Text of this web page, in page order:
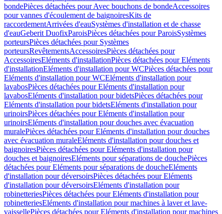
bondePièces détachées pour Avec bouchons de bondeAccessoires
pour vannes d'écoulement de baignoiresKits de
raccordementArrivées d'eauSystèmes d'installation et de chasse
d'eauGeberit DuofixParoisPièces détachées pour ParoisSystèmes
porteursPièces détachées pour Systèmes
porteursRevêtementsAccessoiresPièces détachées pour
AccessoiresEléments d'installationPièces détachées pour Eléments
d'installationEléments d'installation pour WCPièces détachées pour
Eléments d'installation pour WCEléments d'installation pour
lavabosPièces détachées pour Eléments d'installation pour
lavabosEléments d'installation pour bidetsPièces détachées pour
Eléments d'installation pour bidetsEléments d'installation pour
urinoirsPièces détachées pour Eléments d'installation pour
urinoirsEléments d'installation pour douches avec évacuation
muralePièces détachées pour Eléments d'installation pour douches
avec évacuation muraleEléments d'installation pour douches et
baignoiresPièces détachées pour Eléments d'installation pour
douches et baignoiresEléments pour séparations de douchePièces
détachées pour Eléments pour séparations de doucheEléments
d'installation pour déversoirsPièces détachées pour Eléments
d'installation pour déversoirsEléments d'installation pour
robinetteriesPièces détachées pour Eléments d'installation pour
robinetteriesEléments d'installation pour machines à laver et lave-
vaissellePièces détachées pour Eléments d'installation pour machines